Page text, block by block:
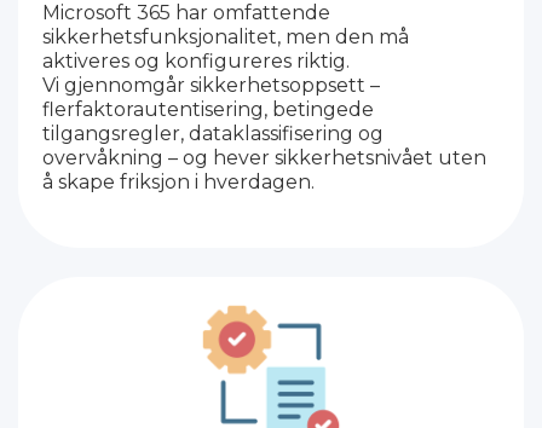
Microsoft 365 har omfattende
sikkerhetsfunksjonalitet, men den må
aktiveres og konfigureres riktig.
Vi gjennomgår sikkerhetsoppsett –
flerfaktorautentisering, betingede
tilgangsregler, dataklassifisering og
overvåkning – og hever sikkerhetsnivået uten
å skape friksjon i hverdagen.